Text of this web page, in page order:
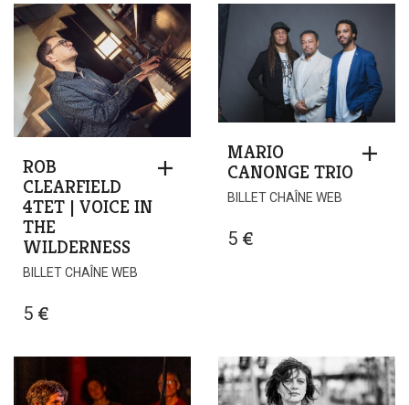
ROB
CLEARFIELD
4TET | VOICE IN
THE
WILDERNESS
BILLET CHAÎNE WEB
5 €
MARIO
CANONGE TRIO
BILLET CHAÎNE WEB
5 €